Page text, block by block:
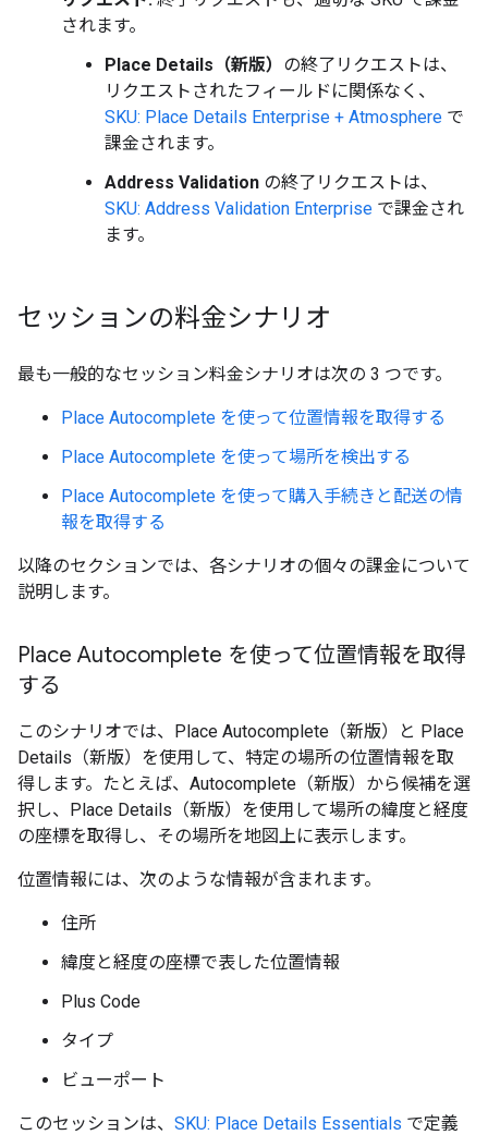
されます。
Place Details（新版） の終了リクエストは、
リクエストされたフィールドに関係なく、
SKU: Place Details Enterprise + Atmosphere で
課金されます。
Address Validation の終了リクエストは、
SKU: Address Validation Enterprise で課金され
ます。
セッションの料金シナリオ
最も一般的なセッション料金シナリオは次の 3 つです。
Place Autocomplete を使って位置情報を取得する
Place Autocomplete を使って場所を検出する
Place Autocomplete を使って購入手続きと配送の情
報を取得する
以降のセクションでは、各シナリオの個々の課金について
説明します。
Place Autocomplete を使って位置情報を取得
する
このシナリオでは、Place Autocomplete（新版）と Place
Details（新版）を使用して、特定の場所の位置情報を取
得します。たとえば、Autocomplete（新版）から候補を選
択し、Place Details（新版）を使用して場所の緯度と経度
の座標を取得し、その場所を地図上に表示します。
位置情報には、次のような情報が含まれます。
住所
緯度と経度の座標で表した位置情報
Plus Code
タイプ
ビューポート
このセッションは、 SKU: Place Details Essentials で定義